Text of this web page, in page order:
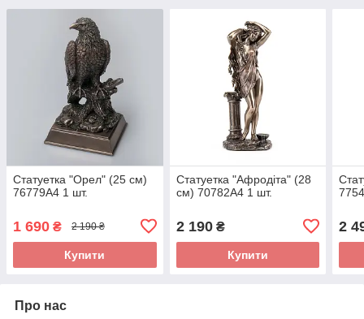
Статуетка "Орел" (25 см)
76779A4 1 шт.
1 690 ₴ 2 190 ₴
Купити
Статуетка "Афродіта" (28
см) 70782A4 1 шт.
2 190₴
Купити
2
Про нас